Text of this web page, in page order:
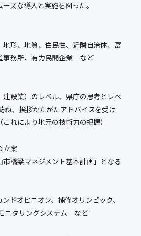
ズな導入と実施を図った。
地形、地質、住民性、近隣自治体、富
事務所、有力民間企業 など
建設業）のレベル、県庁の思考とレベ
ね、挨拶かたがたアドバイスを受け
れにより地元の技術力の把握）
立案
橋梁マネジメント基本計画」となる
ドオピニオン、補修オリンピック、
ニタリングシステム など